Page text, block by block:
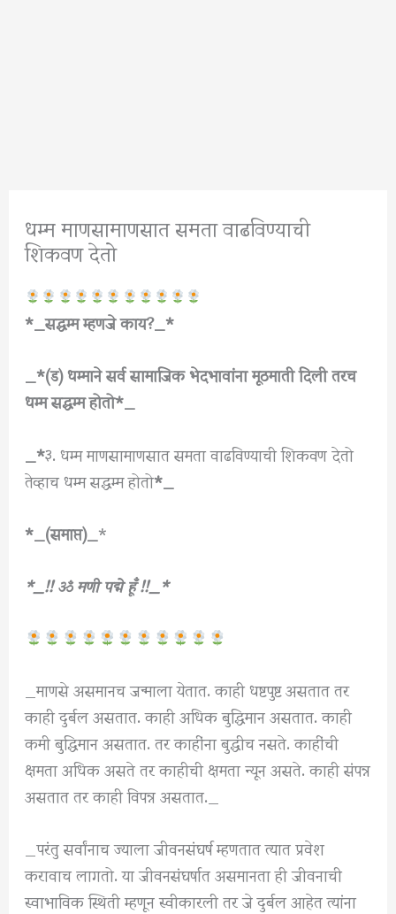
धम्म माणसामाणसात समता वाढविण्याची
शिकवण देतो
*_सद्धम्म म्हणजे काय?_*
_*(ड)धम्माने सर्व सामाजिक भेदभावांना मूठमाती दिली तरच
धम्म सद्धम्म होतो*_
_*३. धम्म माणसामाणसात समता वाढविण्याची शिकवण देतो
तेव्हाच धम्म सद्धम्म होतो*_
*_(समाप्त)_*
*_!! ॐमणी पद्मे हूँ !!_*
_माणसे असमानच जन्माला येतात. काही धष्टपुष्ट असतात तर
काही दुर्बल असतात. काही अधिक बुद्धिमान असतात. काही
कमी बुद्धिमान असतात. तर काहींना बुद्धीच नसते. काहींची
क्षमता अधिक असते तर काहीची क्षमता न्यून असते. काही संपन्न
असतात तर काही विपन्न असतात._
_परंतु सर्वांनाच ज्याला जीवनसंघर्ष म्हणतात त्यात प्रवेश
करावाच लागतो. या जीवनसंघर्षात असमानता ही जीवनाची
स्वाभाविक स्थिती म्हणून स्वीकारली तर जे दुर्बल आहेत त्यांना